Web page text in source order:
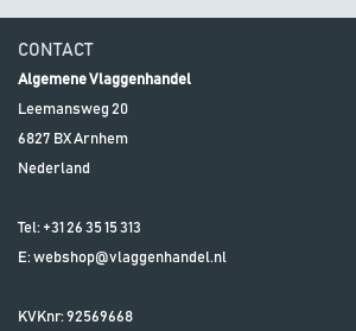
CONTACT
Algemene Vlaggenhandel
Leemansweg 20
6827 BXArnhem
Nederland
Tel: +31 26 35 15 313
E:webshop@vlaggenhandel.nl
KVKnr: 92569668